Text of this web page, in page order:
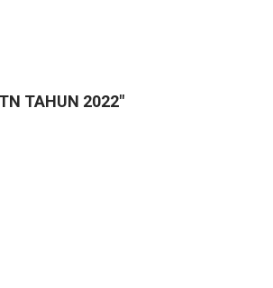
TAHUN 2022"